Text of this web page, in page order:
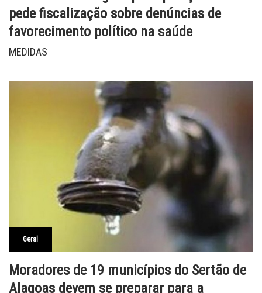
pede fiscalização sobre denúncias de
favorecimento político na saúde
MEDIDAS
Geral
Moradores de 19 municípios do Sertão de
Alagoas devem se preparar para a